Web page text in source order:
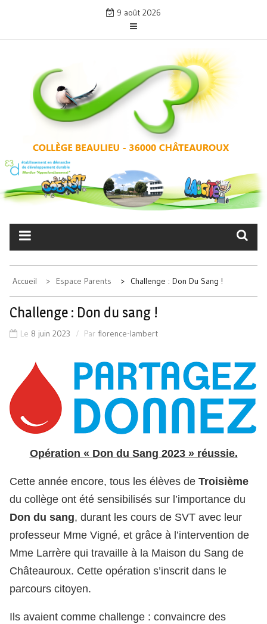
content
9 août 2026
COLLÈGE BEAULIEU –
CHÂTEAUROUX
Accueil Espace Parents Challenge : Don Du Sang !
Challenge : Don du sang !
Le 8 juin 2023 Par florence-lambert
Opération « Don du Sang 2023 » réussie.
Cette année encore, tous les élèves de Troisième
du collège ont été sensibilisés sur l’importance du
Don du sang, durant les cours de SVT avec leur
professeur Mme Vigné, et grâce à l’intervention de
Mme Larrère qui travaille à la Maison du Sang de
Châteauroux. Cette opération s’inscrit dans le
parcours citoyen.
Ils avaient comme challenge : convaincre des